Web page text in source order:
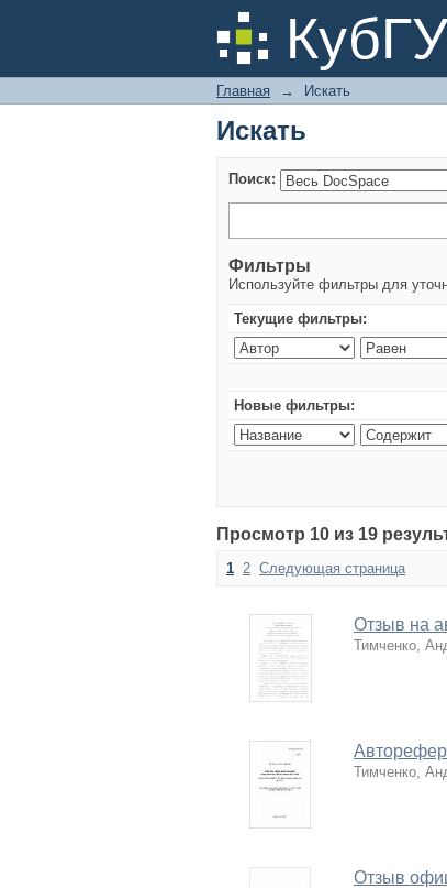
Искать
Главная → Искать
Искать
Поиск:
Фильтры
Используйте фильтры для
Текущие фильтры:
Новые фильтры:
Просмотр 10 из 19
1 2 Следующая страница
Отзыв на
Тимченко,
Тимченко,
Отзыв